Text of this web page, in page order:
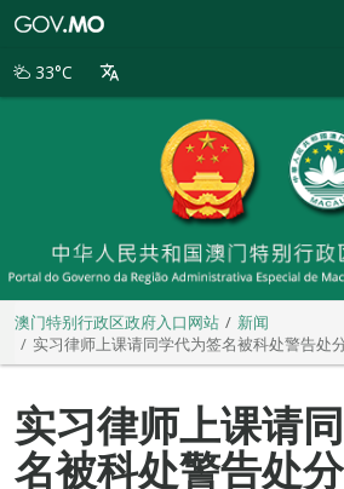
别
33°C
澳门特别行政区政府入口网站
新闻
实习律师上课请同学代为签名被科处警告处
实习律师上课请
名被科处警告处